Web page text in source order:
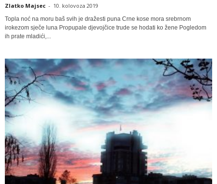
Zlatko Majsec - 10. kolovoza 2019
Topla noć na moru baš svih je dražesti puna Crne kose mora srebrnom
irokezom sječe luna Propupale djevojčice trude se hodati ko žene Pogledom
ih prate mladići,...